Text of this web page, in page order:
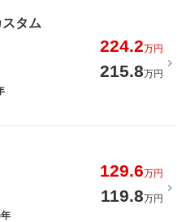
スタム
224.2万円
215.8万円
129.6万円
119.8万円